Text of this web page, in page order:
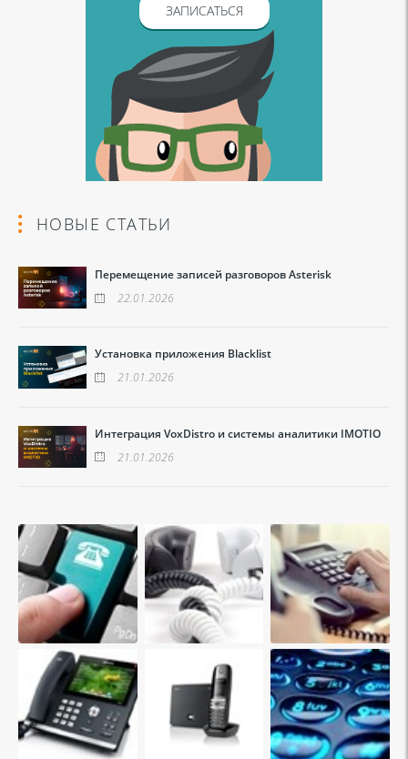
ЗАПИСАТЬСЯ
НОВЫЕ СТАТЬИ
Перемещение записей разговоров Asterisk
22.01.2026
Установка приложения Blacklist
21.01.2026
Интеграция VoxDistro и системы аналитики IMOTIO
21.01.2026